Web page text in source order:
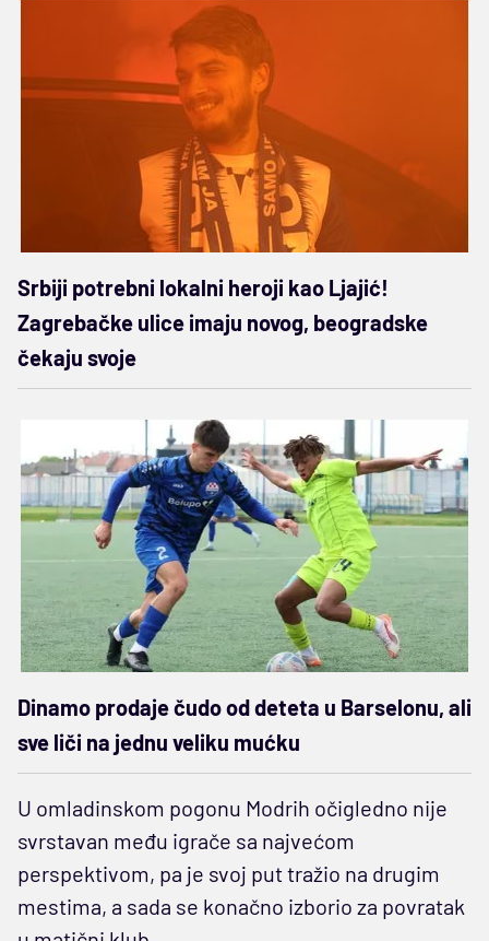
Srbiji potrebni lokalni heroji kao Ljajić!
Zagrebačke ulice imaju novog, beogradske
čekaju svoje
Dinamo prodaje čudo od deteta u Barselonu, ali
sve liči na jednu veliku mućku
U omladinskom pogonu Modrih očigledno nije
svrstavan među igrače sa najvećom
perspektivom, pa je svoj put tražio na drugim
mestima, a sada se konačno izborio za povratak